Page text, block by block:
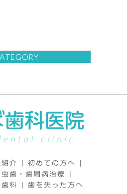
紹介 初めての方へ
虫歯・歯周病治療
科 歯を失った方へ